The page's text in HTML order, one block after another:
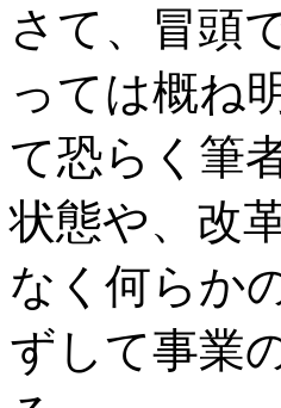
さて、冒頭
っては概ね
て恐らく筆
状態や、改
なく何らか
ずして事業